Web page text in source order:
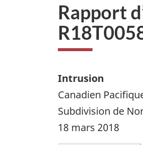
Rapport
Intrusion
Canadien
Subdivision de
18 mars 2018